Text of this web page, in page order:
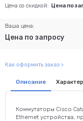
Ваша цена:
Цена по запросу
Цена со скидкой: Цена по
Как оформить заказ >
Описание
Коммутаторы Cisco
Ethernet устройства,